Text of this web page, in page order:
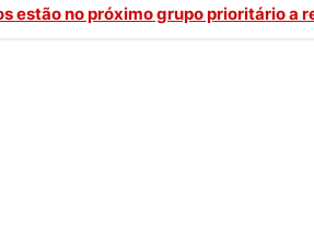
estão no próximo grupo prioritário a